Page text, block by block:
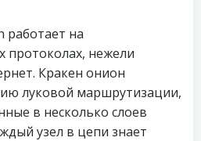
работает на
протоколах, нежели
Кракен онион
луковой маршрутизации,
в несколько слоев
узел в цепи знает